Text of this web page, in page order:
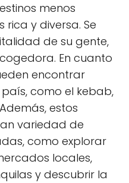
menos
rica y diversa. Se
de su gente,
En cuanto
encontrar
como el kebab,
estos
variedad de
como explorar
locales,
y descubrir la